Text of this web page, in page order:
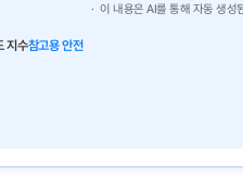
이 내용은 AI를 통해 자동 생성
지수참고용 안전